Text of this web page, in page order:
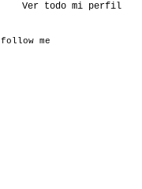
Ver todo mi perfil
follow me